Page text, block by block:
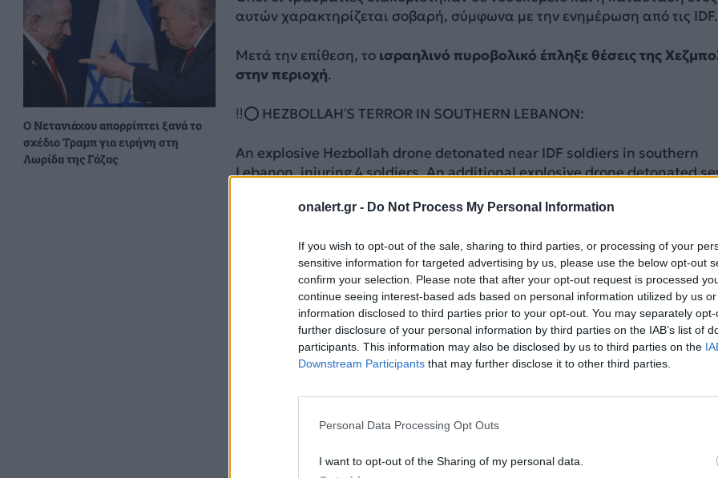
onalert.gr - Do Not Process My Personal Information
If you wish to opt-out of the sale, sharing to third parties, or processing of your
sensitive information for targeted advertising by us, please use the below opt-out
confirm your selection. Please note that after your opt-out request is processed
continue seeing interest-based ads based on personal information utilized by us
information disclosed to third parties prior to your opt-out. You may separately
further disclosure of your personal information by third parties on the IAB’s list of
participants. This information may also be disclosed by us to third parties on the
Downstream Participants that may further disclose it to other third parties.
Personal Data Processing Opt Outs
I want to opt-out of the Sharing of my personal data.
Ο Νετανιάχου απορρίπτει ξανά το
σχέδιο Τραμπ για ειρήνη στη
Λωρίδα της Γάζας
αυτών χαρακτηρίζεται σοβαρή, σύμφωνα με την ενημέρωση από τις IDF.
Μετά την επίθεση, το ισραηλινό πυροβολικό έπληξε θέσεις της
στην περιοχή.
‼️⭕️ HEZBOLLAH’S TERROR IN SOUTHERN LEBANON:
An explosive Hezbollah drone detonated near IDF soldiers in southern
Lebanon, injuring 4 soldiers. An additional explosive drone detonated
— Israel Defense Forces (@IDF)June 17, 2026